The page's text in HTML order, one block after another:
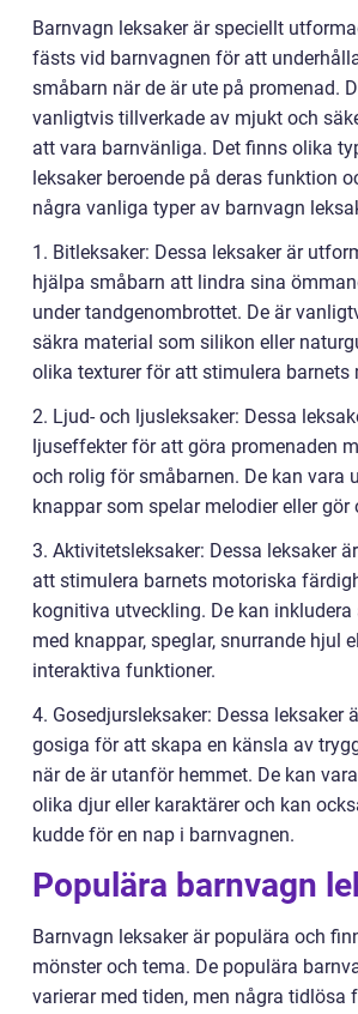
Barnvagn leksaker är speciellt
fästs vid barnvagnen för att
småbarn när de är ute på promenad.
vanligtvis tillverkade av mjukt och
att vara barnvänliga. Det finns olika
leksaker beroende på deras funktion
några vanliga typer av barnvagn
1. Bitleksaker: Dessa leksaker är
hjälpa småbarn att lindra sina
under tandgenombrottet. De är
säkra material som silikon eller
olika texturer för att stimulera barnets
2. Ljud- och ljusleksaker: Dessa
ljuseffekter för att göra promenaden
och rolig för småbarnen. De kan vara
knappar som spelar melodier eller gör
3. Aktivitetsleksaker: Dessa leksaker
att stimulera barnets motoriska
kognitiva utveckling. De kan
med knappar, speglar, snurrande hjul
interaktiva funktioner.
4. Gosedjursleksaker: Dessa leksaker
gosiga för att skapa en känsla av
när de är utanför hemmet. De kan
olika djur eller karaktärer och kan
kudde för en nap i barnvagnen.
Populära barnvagn
Barnvagn leksaker är populära och
mönster och tema. De populära
varierar med tiden, men några tidlösa